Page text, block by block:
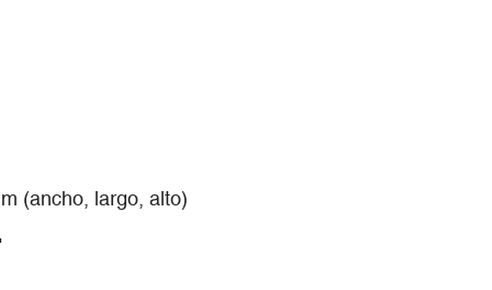
(ancho, largo, alto)